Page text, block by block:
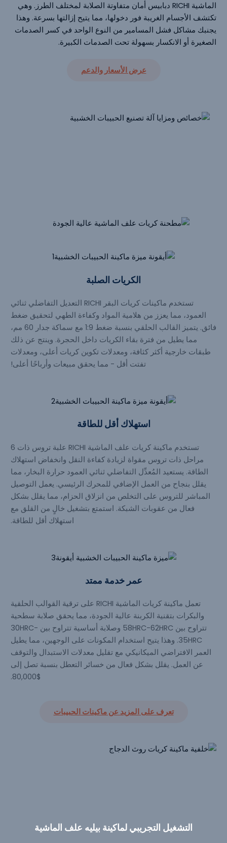
التشغيل التجريبي لماكينة بيليه علف الماشية
الماشية RICHI دبابيس أمان متفاوتة الصلابة لمختلف الطرز. وهي
تكتشف الأجسام الغريبة فور دخولها، مما يتيح إزالتها بسرعة. وهذا
يجنبك مشاكل فشل المسامير من النوع الواحد في كسر الصدمات
الصغيرة أو الانكسار بسهولة تحت الصدمات الكبيرة.
عرض الأسعار والدعم
الكريات الصلبة
تستخدم ماكينات كريات البقر RICHI التعديل التفاضلي ثنائي
العمود، مما يعزز من هلامية المواد وكفاءة الطهي لتحقيق ضغط
فائق. يتميز القالب الحلقي بنسبة ضغط 1:9 مع سماكة جدار 60 مم،
مما يطيل من فترة بقاء الكريات داخل الحجرة. وينتج عن ذلك
طبقات خارجية أكثر كثافة، ومعدلات تكوين كريات أعلى، ومعدلات
تفتت أقل - مما يحقق مبيعات وأرباحًا أعلى!
استهلاك أقل للطاقة
تستخدم ماكينة كريات علف الماشية RICHI علبة تروس ذات 6
مراحل ذات تروس مقواة لزيادة كفاءة النقل وانخفاض استهلاك
الطاقة. يستعيد المُعدِّل التفاضلي ثنائي العمود حرارة البخار، مما
يقلل بنجاح من العمل الإضافي للمحرك الرئيسي. يعمل التوصيل
المباشر للتروس على التخلص من انزلاق الحزام، مما يقلل بشكل
فعال من عقوبات الشبكة. استمتع بتشغيل خالٍ من القلق مع
استهلاك أقل للطاقة.
عمر خدمة ممتد
تعمل ماكينة كريات الماشية RICHI على ترقية القوالب الحلقية
والبكرات بتقنية الكربنة عالية الجودة، مما يحقق صلابة سطحية
تتراوح بين 58HRC-62HRC وصلابة أساسية تتراوح بين 30HRC-
35HRC. وهذا يتيح استخدام المكونات على الوجهين، مما يطيل
العمر الافتراضي الميكانيكي مع تقليل معدلات الاستبدال والتوقف
عن العمل. يقلل بشكل فعال من خسائر التعطل بنسبة تصل إلى
$80,000.
تعرف على المزيد عن ماكينات الحبيبات
فيما يلي 6 دراسات حالة واقعية للرجوع إليها.